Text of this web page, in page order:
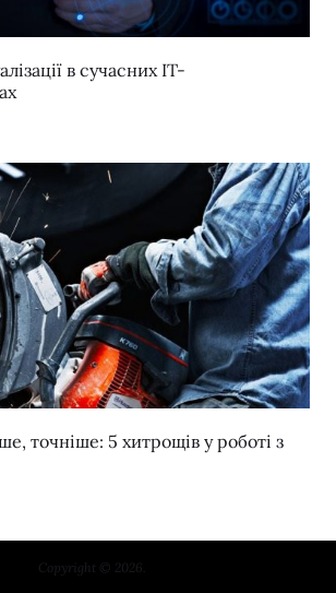
в сучасних IT-
точніше: 5 хитрощів у роботі з
Copyright © 2026.